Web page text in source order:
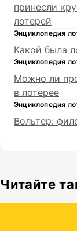
принесли
лотерей
Энциклопедия
Какой была
Энциклопедия
Можно ли
в лотерее
Энциклопедия
Вольтер:
Читайте